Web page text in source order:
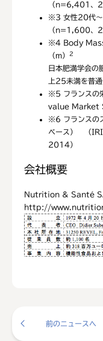
（n=6,401、
※3 女性20代
（n=1,600、
※4 Body
（m）
2
日本肥満学会
上25未満を普
※5 フランス
value Market
※6 フランスの
ベース） （
2014）
会社概要
Nutrition & Santé
http://
前のニュースへ